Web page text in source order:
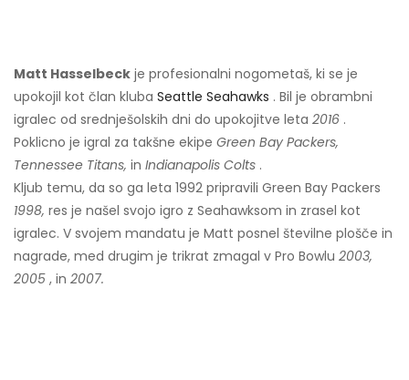
Matt Hasselbeck je profesionalni nogometaš, ki se je
upokojil kot član kluba Seattle Seahawks . Bil je obrambni
igralec od srednješolskih dni do upokojitve leta 2016 .
Poklicno je igral za takšne ekipe Green Bay Packers,
Tennessee Titans, in Indianapolis Colts .
Kljub temu, da so ga leta 1992 pripravili Green Bay Packers
1998, res je našel svojo igro z Seahawksom in zrasel kot
igralec. V svojem mandatu je Matt posnel številne plošče in
nagrade, med drugim je trikrat zmagal v Pro Bowlu 2003,
2005 , in 2007.